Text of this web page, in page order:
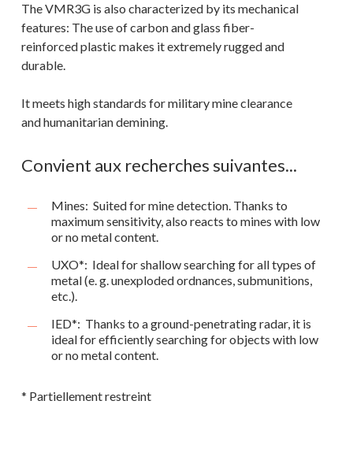
The VMR3G is also characterized by its mechanical
features: The use of carbon and glass fiber-
reinforced plastic makes it extremely rugged and
durable.
It meets high standards for military mine clearance
and humanitarian demining.
Convient aux recherches suivantes...
Mines: Suited for mine detection. Thanks to
maximum sensitivity, also reacts to mines with low
or no metal content.
UXO*: Ideal for shallow searching for all types of
metal (e. g. unexploded ordnances, submunitions,
etc.).
IED*: Thanks to a ground-penetrating radar, it is
ideal for efficiently searching for objects with low
or no metal content.
* Partiellement restreint